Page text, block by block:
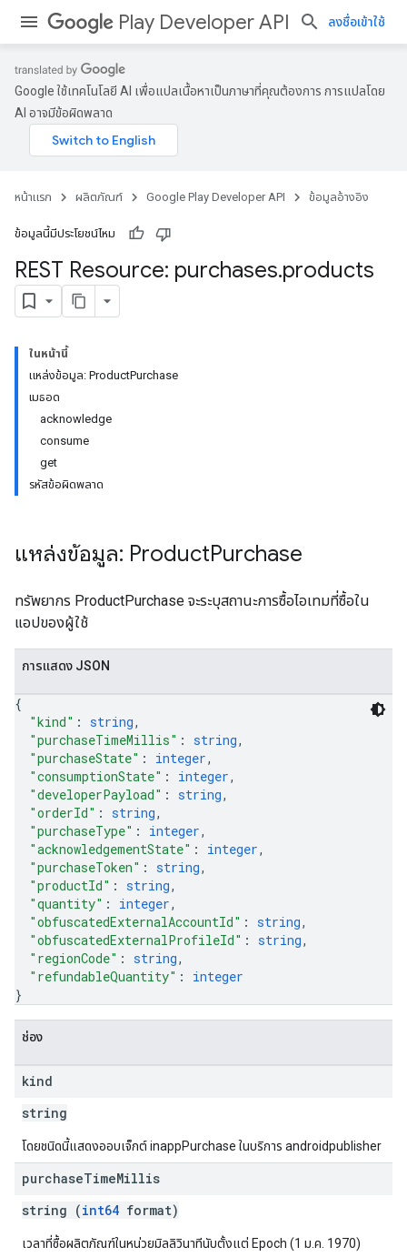
Play Developer API ลงชื่อเข้าใช้
Google ใช้เทคโนโลยี AI เพื่อแปลเนื้อหาเป็นภาษาที่คุณต้องการ การแปลโดย
AI อาจมีข้อผิดพลาด
หน้าแรก ผลิตภัณฑ์ Google Play Developer API ข้อมูลอ้างอิง
ข้อมูลนี้มีประโยชน์ไหม
REST Resource: purchases.products
ในหน้านี้
แหล่งข้อมูล: ProductPurchase
เมธอด
acknowledge
consume
get
รหัสข้อผิดพลาด
แหล่งข้อมูล: ProductPurchase
ทรัพยากร ProductPurchase จะระบุสถานะการซื้อไอเทมที่ซื้อใน
แอปของผู้ใช้
การแสดง JSON
{
"kind" : string,
"purchaseTimeMillis" : string,
"purchaseState" : integer,
"consumptionState" : integer,
"developerPayload" : string,
"orderId" : string,
"purchaseType" : integer,
"acknowledgementState" : integer,
"purchaseToken" : string,
"productId" : string,
"quantity" : integer,
"obfuscatedExternalAccountId" : string,
"obfuscatedExternalProfileId" : string,
"regionCode" : string,
"refundableQuantity" : integer
}
ช่อง
kind
string
โดยชนิดนี้แสดงออบเจ็กต์ inappPurchase ในบริการ androidpublisher
purchaseTimeMillis
string (int64 format)
เวลาที่ซื้อผลิตภัณฑ์ในหน่วยมิลลิวินาทีนับตั้งแต่ Epoch (1 ม.ค. 1970)